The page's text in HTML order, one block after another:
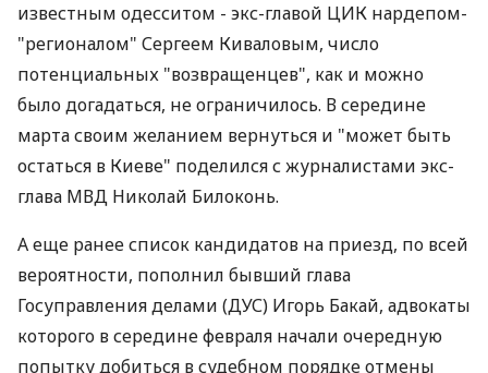
известным одесситом - экс-главой ЦИК нардепом-
"регионалом" Сергеем Киваловым, число
потенциальных "возвращенцев", как и можно
было догадаться, не ограничилось. В середине
марта своим желанием вернуться и "может быть
остаться в Киеве" поделился с журналистами экс-
глава МВД Николай Билоконь.
А еще ранее список кандидатов на приезд, по всей
вероятности, пополнил бывший глава
Госуправления делами (ДУС) Игорь Бакай, адвокаты
которого в середине февраля начали очередную
попытку добиться в судебном порядке отмены